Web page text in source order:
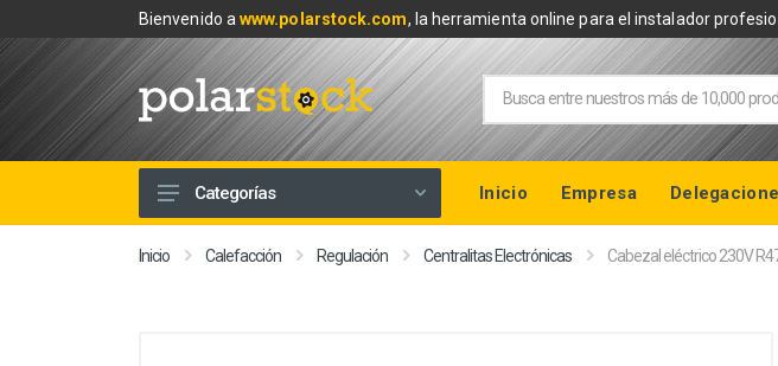
Bienvenido awww.polarstock.com, la herramienta online para el instalador
Calefacción
Categorías Inicio Empresa
Inicio Calefacción Regulación Centralitas Electrónicas Cabezal eléctrico 230V